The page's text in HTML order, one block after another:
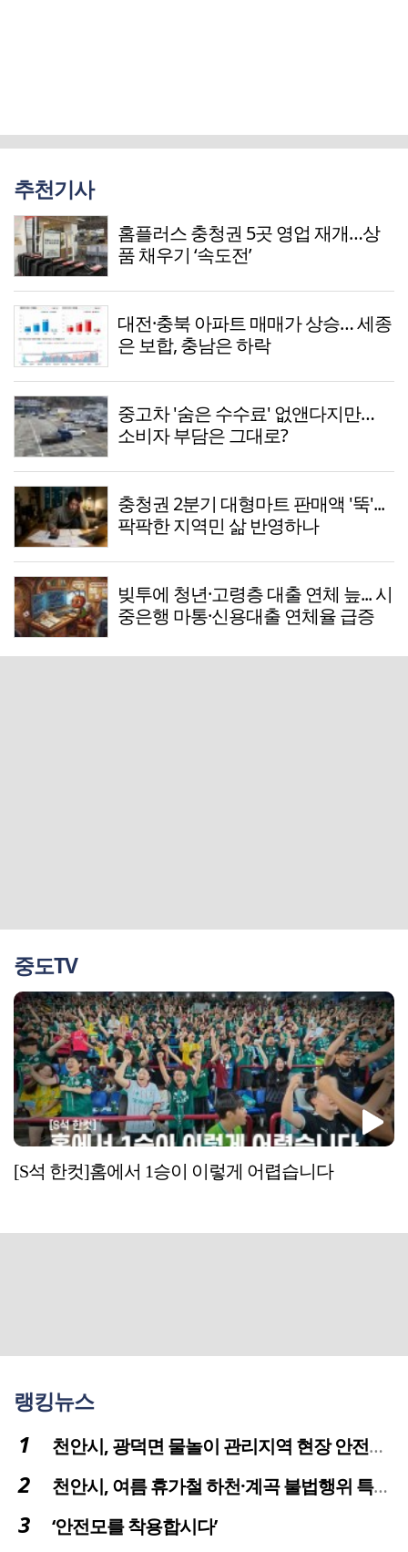
추천기사
홈플러스 충청권 5곳 영업 재개…상
품 채우기 ‘속도전’
대전·충북 아파트 매매가 상승… 세종
은 보합, 충남은 하락
중고차 '숨은 수수료' 없앤다지만…
소비자 부담은 그대로?
충청권 2분기 대형마트 판매액 '뚝'...
팍팍한 지역민 삶 반영하나
빚투에 청년·고령층 대출 연체 늪... 시
중은행 마통·신용대출 연체율 급증
중도TV
[S석 한컷]홈에서 1승이 이렇게 어렵습니다
랭킹뉴스
천안시, 광덕면 물놀이 관리지역 현장 안전점검 실시
천안시, 여름 휴가철 하천·계곡 불법행위 특별단속
‘안전모를 착용합시다’